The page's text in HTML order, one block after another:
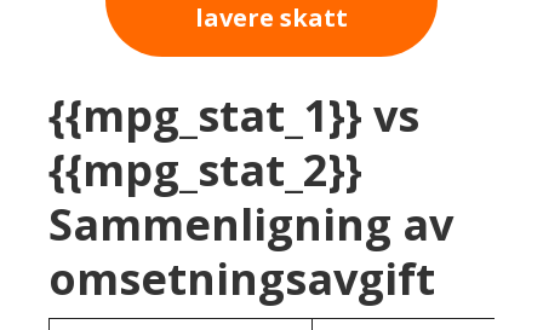
lavere skatt
{{mpg_stat_1}} vs
{{mpg_stat_2}}
Sammenligning av
omsetningsavgift